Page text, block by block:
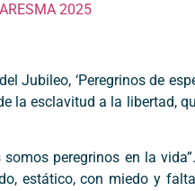
2025
Jubileo, ‘Peregrinos de
la esclavitud a la libertad,
peregrinos en la
estático, con miedo y